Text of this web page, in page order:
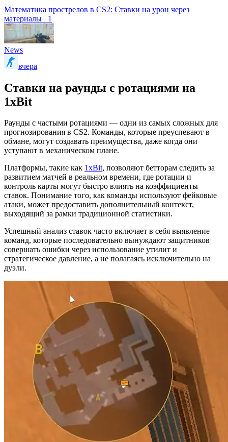
Математика прострелов в CS2: Ставки на урон через
материалы 1
News
вчера
Ставки на раунды с ротациями на
1xBit
Раунды с частыми ротациями — одни из самых сложных для
прогнозирования в CS2. Команды, которые преуспевают в
обмане, могут создавать преимущества, даже когда они
уступают в механическом плане.
Платформы, такие как 1xBit, позволяют бетторам следить за
развитием матчей в реальном времени, где ротации и
контроль карты могут быстро влиять на коэффициенты
ставок. Понимание того, как команды используют фейковые
атаки, может предоставить дополнительный контекст,
выходящий за рамки традиционной статистики.
Успешный анализ ставок часто включает в себя выявление
команд, которые последовательно вынуждают защитников
совершать ошибки через использование утилит и
стратегическое давление, а не полагаясь исключительно на
дуэли.